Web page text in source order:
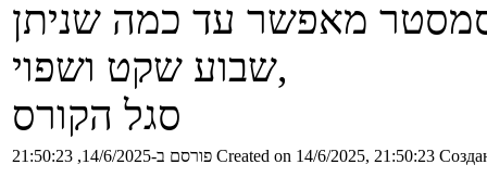
שבוע שקט ושפוי,
סגל הקורס
פורסם ב-14/6/2025, 21:50:23 Created on 14/6/2025, 21:50:23